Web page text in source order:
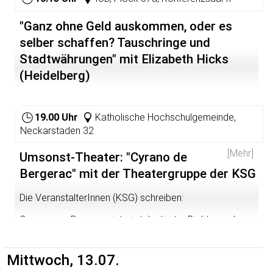
Musikalische Begleitung: Mioara Georgescu
am Main)  Klavier, Dan Mircea-Constantin (Heidelberg) -
Gitarre, Geige; Andreas Zehnter (Heidelberg)  Gitarre;
Fokko Sprenger (Heidelberg) - Trompete
Chorleiterin: Ana-Maria Romitan
"Ganz ohne Geld auskommen, oder es
selber schaffen? Tauschringe und
Stadtwährungen" mit Elizabeth Hicks
(Heidelberg)
19.00 Uhr
Katholische Hochschulgemeinde,
Neckarstaden 32
[Mehr]
Umsonst-Theater: "Cyrano de
Bergerac" mit der Theatergruppe der KSG
Die VeranstalterInnen (KSG) schreiben:
Cyrano von Bergerac ist ein talentierter Dichter und
Roxane zu gewinnen, die er verehrt. Wäre da nicht die
wahrscheinlich größte Nase Frankreichs, die sein
Mittwoch, 13.07.